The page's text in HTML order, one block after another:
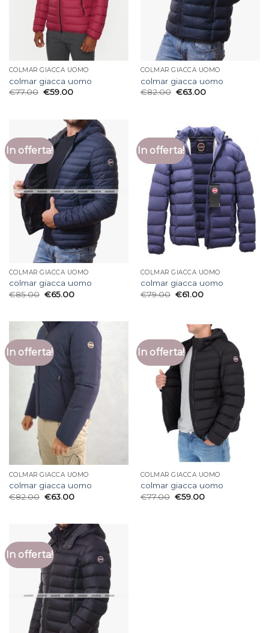
COLMAR GIACCA UOMO
colmar giacca uomo
€77.00 €59.00
COLMAR GIACCA UOMO
colmar giacca uomo
€82.00 €63.00
In offerta!
COLMAR GIACCA UOMO
colmar giacca uomo
€85.00 €65.00
In offerta!
COLMAR GIACCA UOMO
colmar giacca uomo
€79.00 €61.00
In offerta!
COLMAR GIACCA UOMO
colmar giacca uomo
€82.00 €63.00
In offerta!
COLMAR GIACCA UOMO
colmar giacca uomo
€77.00 €59.00
In offerta!